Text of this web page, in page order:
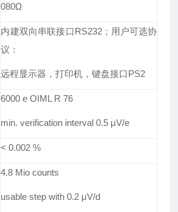
080Ω
内建双向串联接口RS232；用户可选协
议 ：
远程显示器 ，打印机 ，键盘接口PS2
6000 e OIML R 76
min. verification interval 0.5 μV/e
< 0.002 %
4.8 Mio counts
usable step with 0.2 μV/d